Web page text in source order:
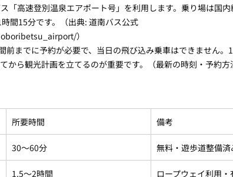
「高速登別温泉エアポート号」を利用します。乗り場は国
間15分です。（出典: 道南バス公式
）
前までに予約が必要で、当日の飛び込み乗車はできません。
から観光計画を立てるのが重要です。（最新の時刻・予約
所要時間 備考
30〜60分 無料・遊歩道整備済
1.5〜2時間 ロープウェイ利用・